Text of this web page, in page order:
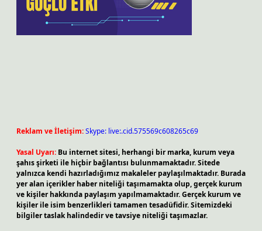
Reklam ve İletişim:Skype: live:.cid.575569c608265c69
Yasal Uyarı: Bu internet sitesi, herhangi bir marka, kurum veya
şahıs şirketi ile hiçbir bağlantısı bulunmamaktadır. Sitede
yalnızca kendi hazırladığımız makaleler paylaşılmaktadır. Burada
yer alan içerikler haber niteliği taşımamakta olup, gerçek kurum
ve kişiler hakkında paylaşım yapılmamaktadır. Gerçek kurum ve
kişiler ile isim benzerlikleri tamamen tesadüfidir. Sitemizdeki
bilgiler taslak halindedir ve tavsiye niteliği taşımazlar.